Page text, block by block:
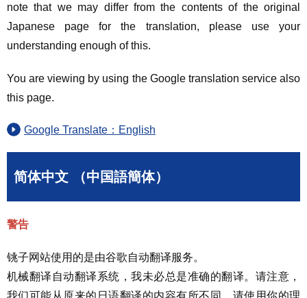
note that we may differ from the contents of the original
Japanese page for the translation, please use your
understanding enough of this.
You are viewing by using the Google translation service also
this page.
Google Translate：English
简体中文 （中国語簡体）
警告
铫子网站使用的是由谷歌自动翻译服务。
机械翻译自动翻译系统，我未必总是准确的翻译。请注意，
我们可能从原来的日语翻译的内容有所不同，请使用你的理